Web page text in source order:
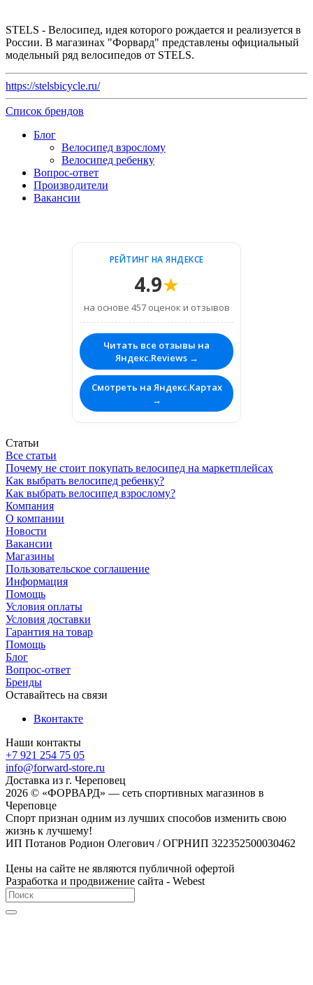
STELS - Велосипед, идея которого рождается и реализуется в
России. В магазинах "Форвард" представлены официальный
модельный ряд велосипедов от STELS.
https://stelsbicycle.ru/
Список брендов
Блог
Велосипед взрослому
Велосипед ребенку
Вопрос-ответ
Производители
Вакансии
РЕЙТИНГ НА ЯНДЕКСЕ
4.9★
на основе 457 оценок и отзывов
Читать все отзывы на
Яндекс.Reviews →
Смотреть на Яндекс.Картах
→
Статьи
Все статьи
Почему не стоит покупать велосипед на маркетплейсах
Как выбрать велосипед ребенку?
Как выбрать велосипед взрослому?
Компания
О компании
Новости
Вакансии
Магазины
Пользовательское соглашение
Информация
Помощь
Условия оплаты
Условия доставки
Гарантия на товар
Помощь
Блог
Вопрос-ответ
Бренды
Оставайтесь на связи
Вконтакте
Наши контакты
+7 921 254 75 05
info@forward-store.ru
Доставка из г. Череповец
2026 © «ФОРВАРД» — сеть спортивных магазинов в
Череповце
Спорт признан одним из лучших способов изменить свою
жизнь к лучшему!
ИП Потанов Родион Олегович / ОГРНИП 322352500030462
Цены на сайте не являются публичной офертой
Разработка и продвижение сайта - Webest